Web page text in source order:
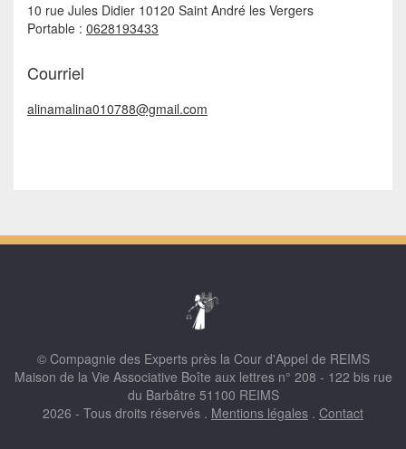
10 rue Jules Didier 10120 Saint André les Vergers
Portable : 0628193433
Courriel
alinamalina010788@gmail.com
© Compagnie des Experts près la Cour d'Appel de REIMS
Maison de la Vie Associative Boîte aux lettres n° 208 - 122 bis rue
du Barbâtre 51100 REIMS
2026 - Tous droits réservés . Mentions légales . Contact